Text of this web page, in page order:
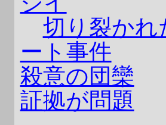
切り裂かれ
ート事件
殺意の団欒
証拠が問題